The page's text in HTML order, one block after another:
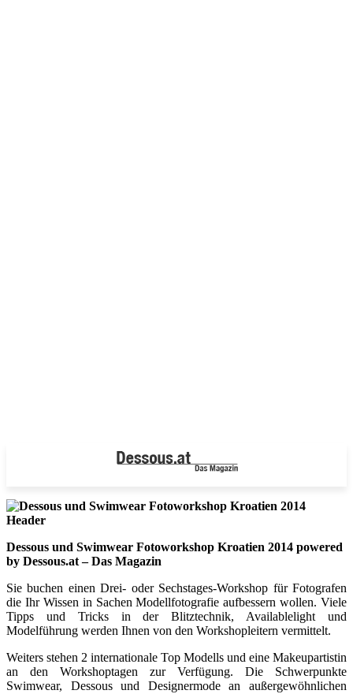
Dessous und Swimwear Fotoworkshop Kroatien 2014 powered
by Dessous.at – Das Magazin
Sie buchen einen Drei- oder Sechstages-Workshop für Fotografen
die Ihr Wissen in Sachen Modellfotografie aufbessern wollen. Viele
Tipps und Tricks in der Blitztechnik, Availablelight und
Modelführung werden Ihnen von den Workshopleitern vermittelt.
Weiters stehen 2 internationale Top Modells und eine Makeupartistin
an den Workshoptagen zur Verfügung. Die Schwerpunkte
Swimwear, Dessous und Designermode an außergewöhnlichen